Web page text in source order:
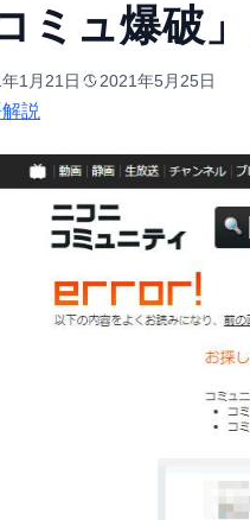
コミュ爆破
1月21日 2021年5月25日
説